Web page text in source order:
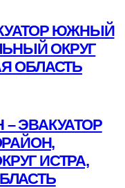
ЮЖНЫЙ
ОКРУГ
ОБЛАСТЬ
ЭВАКУАТОР
ИСТРА,